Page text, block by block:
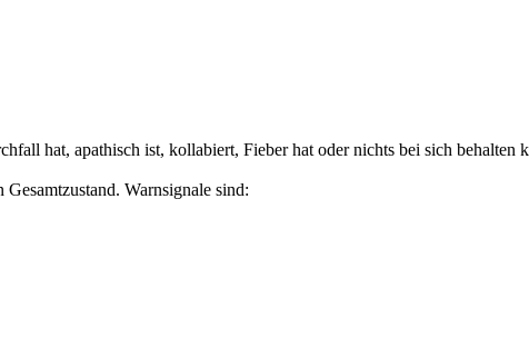
hat, apathisch ist, kollabiert, Fieber hat oder nichts bei sich behalten
Warnsignale sind: